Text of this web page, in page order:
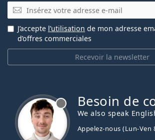
E-mail
Recevoir la newsletter
J’accepte l’utilisation de mon adresse
d’offres commerciales
Besoin de
We also speak
Appelez-nous (Lun-Ven